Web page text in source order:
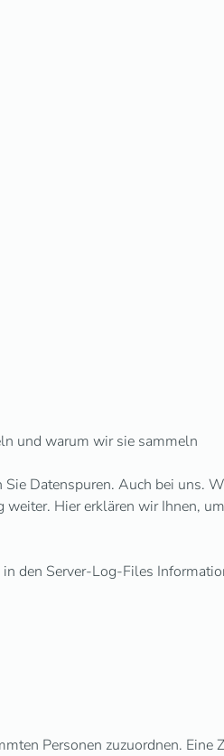
und warum wir sie sammeln
Datenspuren. Auch bei uns.
Hier erklären wir Ihnen,
den Server-Log-Files
Personen zuzuordnen.